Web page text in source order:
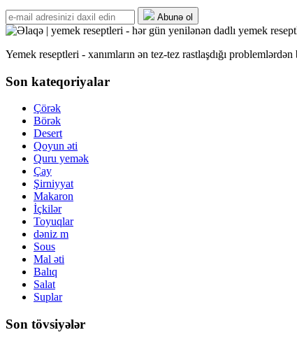
Abunə ol
Yemek reseptleri - xanımların ən tez-tez rastlaşdığı
Son kateqoriyalar
Çörək
Börək
Desert
Qoyun əti
Quru yemək
Çay
Şirniyyat
Makaron
İçkilər
Toyuqlar
dəniz m
Sous
Mal əti
Balıq
Salat
Suplar
Son tövsiyələr